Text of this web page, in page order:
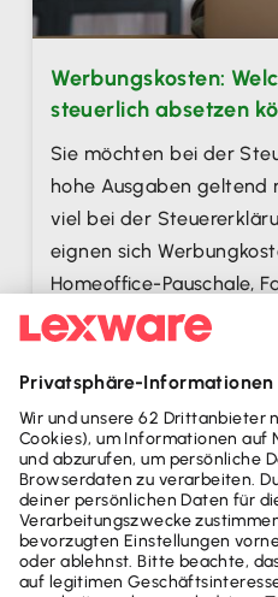
Werbungskosten:
steuerlich absetzen
Sie möchten bei der
hohe Ausgaben geltend
viel bei der
eignen sich
Homeoffice-Pauschale,
Arbeitsmittel – hier
Ausgaben Sie in Ihrer
können, um Ihre
Weiterlesen